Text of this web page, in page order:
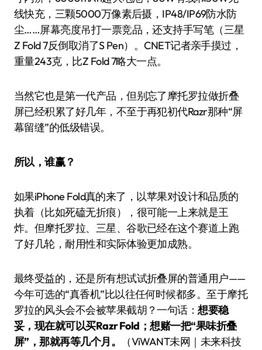
线快充，三颗5000万像素后摄，IP48/IP69防水防
尘……屏幕亮度吊打一票竞品，还支持手写笔（三星
Z Fold 7反倒取消了S Pen）。CNET记者亲手摸过，
重量243克，比Z Fold 7略大一点。
当然它也是第一代产品，但别忘了摩托罗拉做折叠
屏已经积累了好几年，不至于再犯初代Razr那种“屏
幕留缝”的低级错误。
所以，谁赢？
如果iPhone Fold真的来了，以苹果对设计和品质的
执着（比如死磕无折痕），很可能一上来就是王
炸。但摩托罗拉、三星、谷歌已经在这个赛道上跑
了好几轮，耐用性和实际体验更加成熟。
最终受益的，还是所有想试试折叠屏的普通用户——
今年可选的“真香机”比以往任何时候都多。至于摩托
罗拉的风头会不会被苹果截胡？一句话：想要稳
妥，现在就可以买Razr Fold；想赌一把“果味折叠
屏”，那就再等几个月。
（ViWANT未网｜未来科技